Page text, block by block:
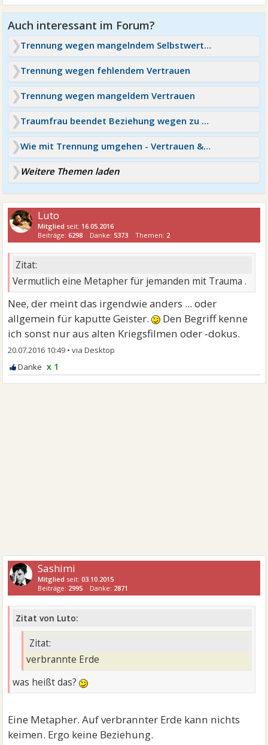
Trennung wegen mangelndem Selbstwert meinerseits
Trennung wegen fehlendem Vertrauen
Trennung wegen mangeldem Vertrauen
Traumfrau beendet Beziehung wegen zu wenig Vertrauen
Wie mit Trennung umgehen - Vertrauen & Eifersucht
Weitere Themen laden
Luto
Mitglied seit: 16.05.2016
Beiträge:6298 Danke:5373 Themen: 2
Zitat:
Vermutlich eine Metapher für jemanden mit Trauma .
Nee, der meint das irgendwie anders ... oder
allgemein für kaputte Geister.
Den Begriff kenne
ich sonst nur aus alten Kriegsfilmen oder -dokus.
20.07.2016 10:49 •
x 1
Sashimi
Mitglied seit:03.10.2015
Beiträge: 2995 Danke: 2871
Zitat von Luto:
Zitat:
verbrannte Erde
was heißt das?
Eine Metapher. Auf verbrannter Erde kann nichts
keimen. Ergo keine Beziehung.